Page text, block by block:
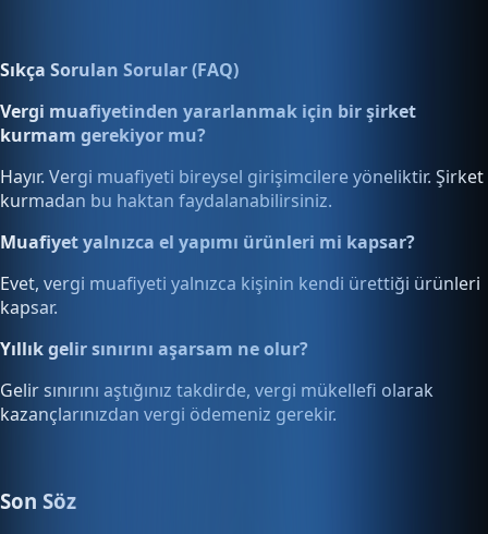
Sıkça Sorulan Sorular (FAQ)
Vergi muafiyetinden yararlanmak için bir şirket
kurmam gerekiyor mu?
Hayır. Vergi muafiyeti bireysel girişimcilere yöneliktir. Şirket
kurmadan bu haktan faydalanabilirsiniz.
Muafiyet yalnızca el yapımı ürünleri mi kapsar?
Evet, vergi muafiyeti yalnızca kişinin kendi ürettiği ürünleri
kapsar.
Yıllık gelir sınırını aşarsam ne olur?
Gelir sınırını aştığınız takdirde, vergi mükellefi olarak
kazançlarınızdan vergi ödemeniz gerekir.
Son Söz